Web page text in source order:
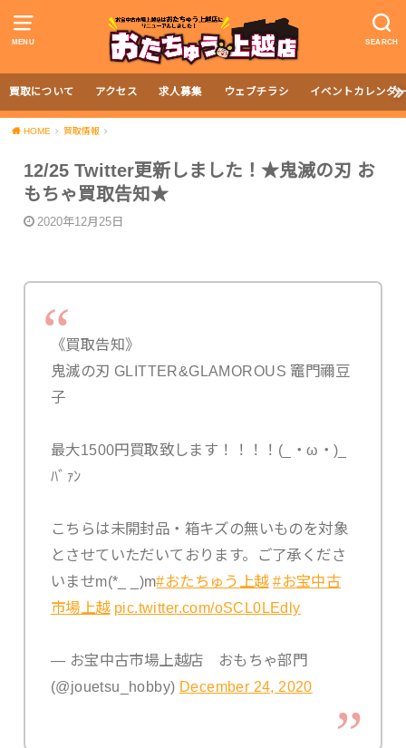
MENU SEARCH
買取について アクセス 求人募集 ウェブチラシ イベントカレンダ
HOME 買取情報
12/25 Twitter更新しました！★鬼滅の刃 お
もちゃ買取告知★
2020年12月25日
《買取告知》
鬼滅の刃 GLITTER&GLAMOROUS 竈門禰豆
子
最大1500円買取致します！！！！(_・ω・)_
ﾊﾞｧﾝ
こちらは未開封品・箱キズの無いものを対象
とさせていただいております。ご了承くださ
いませm(*_ _)m#おたちゅう上越 #お宝中古
市場上越 pic.twitter.com/oSCL0LEdly
— お宝中古市場上越店 おもちゃ部門
(@jouetsu_hobby) December 24, 2020